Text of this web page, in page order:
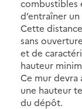
combustibles
d’entraîner
Cette
sans
et de
hauteur
Ce mur devra
une hauteur
du dépôt.